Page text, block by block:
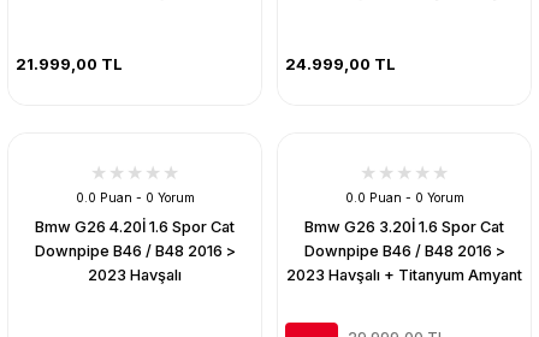
21.999,00 TL 24.999,00 TL
0.0 Puan - 0 Yorum
Bmw G26 4.20İ 1.6 Spor Cat
Downpipe B46 / B48 2016 >
2023 Havşalı
0.0 Puan - 0 Yorum
Bmw G26 3.20İ 1.6 Spor Cat
Downpipe B46 / B48 2016 >
2023 Havşalı + Titanyum Amyant